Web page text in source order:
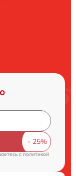
cполитикой